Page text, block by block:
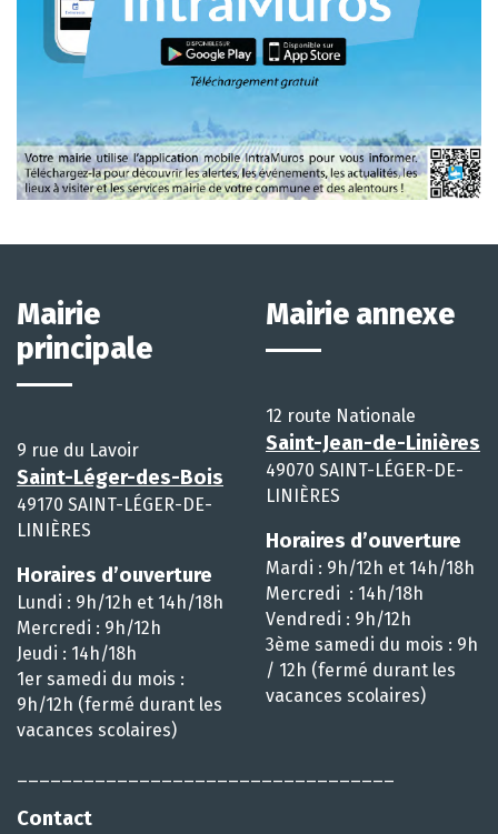
Mairie
principale
9 rue du Lavoir
Saint-Léger-des-Bois
49170 SAINT-LÉGER-DE-
LINIÈRES
Horaires d’ouverture
Lundi : 9h/12h et 14h/18h
Mercredi : 9h/12h
Jeudi : 14h/18h
1er samedi du mois :
9h/12h (fermé durant les
vacances scolaires)
Contact
Mairie annexe
12 route Nationale
Saint-Jean-de-Linières
49070 SAINT-LÉGER-DE-
LINIÈRES
Horaires d’ouverture
Mardi : 9h/12h et 14h/18h
Mercredi : 14h/18h
Vendredi : 9h/12h
3ème samedi du mois : 9h
/ 12h (fermé durant les
vacances scolaires)